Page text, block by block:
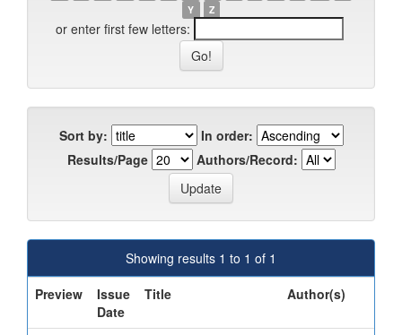
Y
Z
or enter first few letters:
Sort by:
In order:
Results/Page
Authors/Record:
Showing results 1 to 1 of 1
Preview
Issue
Date
Title Author(s)